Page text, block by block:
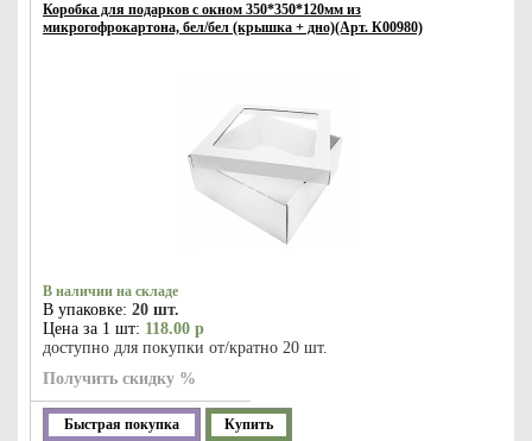
Коробка для подарков с окном 350*350*120мм из
микрогофрокартона, бел/бел (крышка + дно)(Арт. К00980)
В наличии на складе
В упаковке: 20 шт.
Цена за 1 шт: 118.00 р
доступно для покупки от/кратно 20 шт.
Получить скидку %
Быстрая покупка Купить